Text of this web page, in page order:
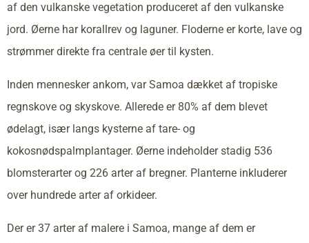
af den vulkanske vegetation produceret af den vulkanske
jord. Øerne har korallrev og laguner. Floderne er korte, lave og
strømmer direkte fra centrale øer til kysten.
Inden mennesker ankom, var Samoa dækket af tropiske
regnskove og skyskove. Allerede er 80% af dem blevet
ødelagt, især langs kysterne af tare- og
kokosnødspalmplantager. Øerne indeholder stadig 536
blomsterarter og 226 arter af bregner. Planterne inkluderer
over hundrede arter af orkideer.
Der er 37 arter af malere i Samoa, mange af dem er